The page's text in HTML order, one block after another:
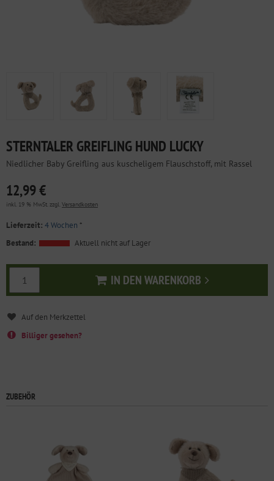
STERNTALER GREIFLING HUND LUCKY
Niedlicher Baby Greifling aus kuscheligem Flauschstoff, mit Rassel
12,99 €
inkl. 19 % MwSt. zzgl. Versandkosten
Lieferzeit: 4 Wochen *
Bestand:
Aktuell nicht auf Lager
IN DEN WARENKORB
In den Warenkorb
Billiger gesehen?
ZUBEHÖR